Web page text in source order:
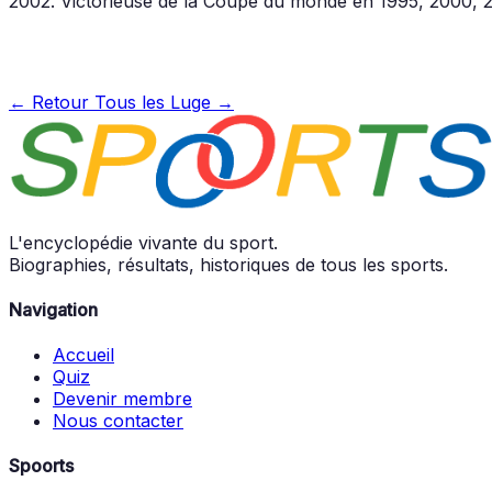
← Retour Tous les Luge →
L'encyclopédie vivante du sport.
Biographies, résultats, historiques de tous les sports.
Navigation
Accueil
Quiz
Devenir membre
Nous contacter
Spoorts